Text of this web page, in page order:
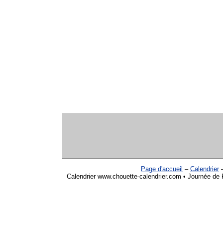
Page d'accueil – Calendrier
Calendrier www.chouette-calendrier.com • Journée